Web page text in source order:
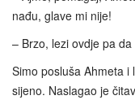
nađu, glave mi nije!
– Brzo, lezi ovdje pa
Simo posluša Ahmeta
sijeno. Naslagao je